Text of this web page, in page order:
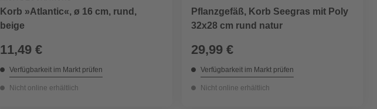
Korb »Atlantic«, ø 16 cm, rund,
beige
11,49 €
Verfügbarkeit im Markt prüfen
Nicht online erhältlich
Pflanzgefäß, Korb Seegras mit Poly
32x28 cm rund natur
29,99 €
Verfügbarkeit im Markt prüfen
Nicht online erhältlich